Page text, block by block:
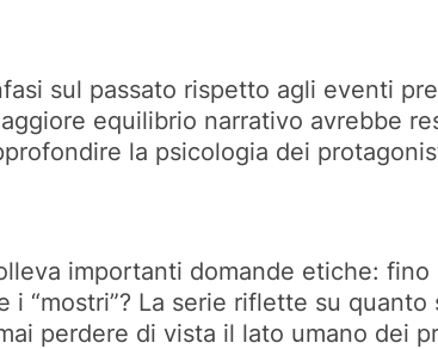
sul passato rispetto agli eventi
equilibrio narrativo avrebbe
la psicologia dei
importanti domande etiche:
“mostri”? La serie riflette su
perdere di vista il lato umano dei